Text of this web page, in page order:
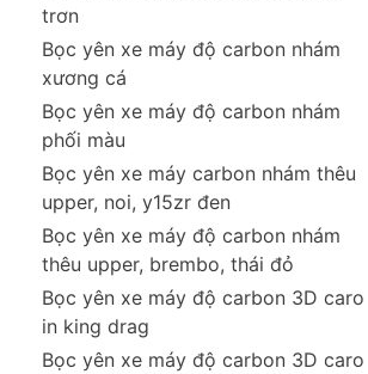
trơn
Bọc yên xe máy độ carbon nhám
xương cá
Bọc yên xe máy độ carbon nhám
phối màu
Bọc yên xe máy carbon nhám thêu
upper, noi, y15zr đen
Bọc yên xe máy độ carbon nhám
thêu upper, brembo, thái đỏ
Bọc yên xe máy độ carbon 3D caro
in king drag
Bọc yên xe máy độ carbon 3D caro